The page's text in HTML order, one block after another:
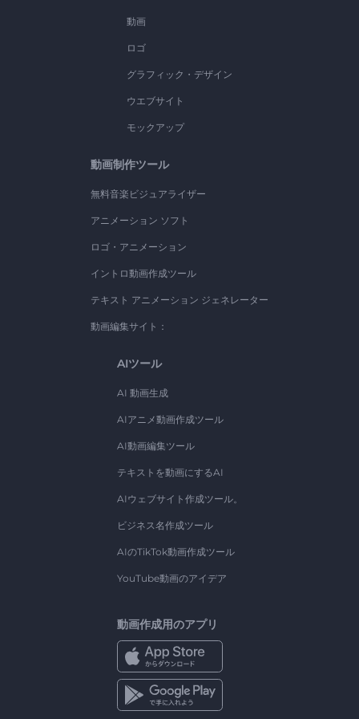
動画
ロゴ
グラフィック・デザイン
ウエブサイト
モックアップ
動画制作ツール
無料音楽ビジュアライザー
アニメーション ソフト
ロゴ・アニメーション
イントロ動画作成ツール
テキスト アニメーション ジェネレーター
動画編集サイト：
AIツール
AI 動画生成
AIアニメ動画作成ツール
AI動画編集ツール
テキストを動画にするAI
AIウェブサイト作成ツール。
ビジネス名作成ツール
AIのTikTok動画作成ツール
YouTube動画のアイデア
動画作成用のアプリ